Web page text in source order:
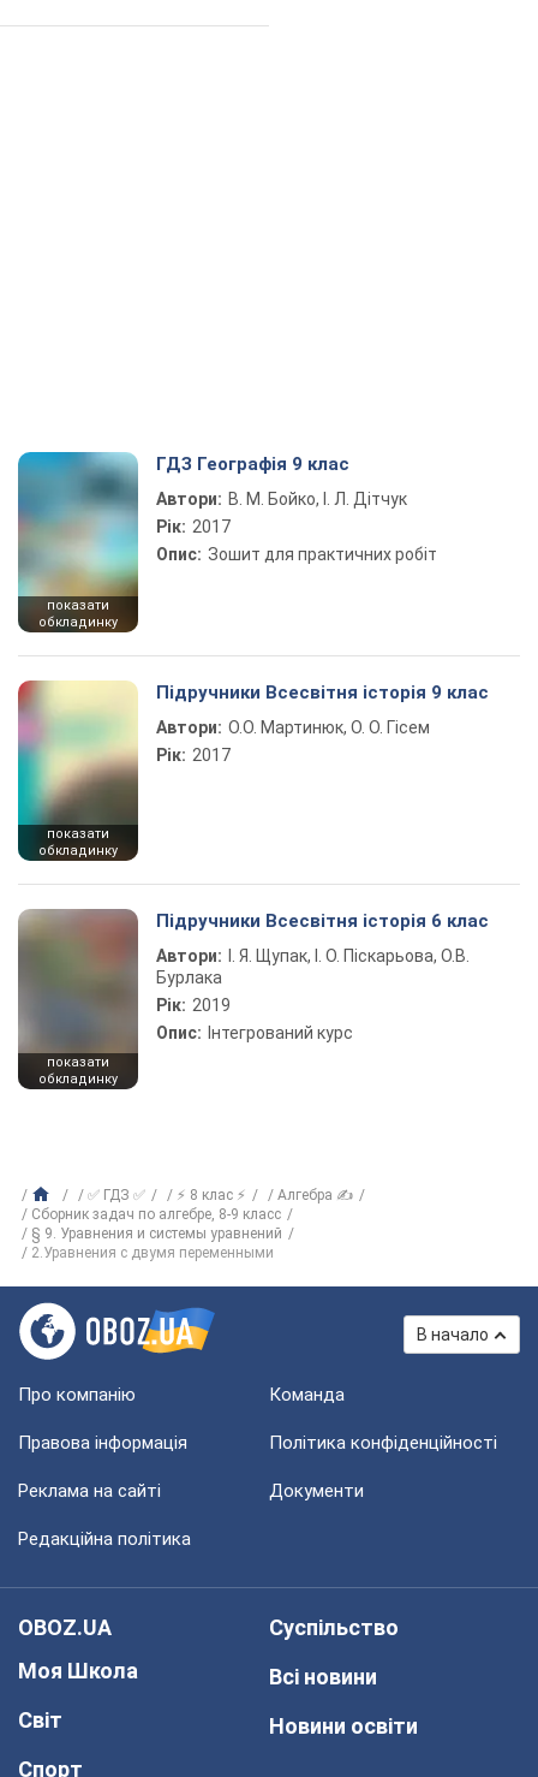
показати
обкладинку
ГДЗ Географія 9 клас
Автори: В. М. Бойко, І. Л. Дітчук
Рік: 2017
Опис: Зошит для практичних робіт
показати
обкладинку
Підручники Всесвітня історія 9 клас
Автори: О.О. Мартинюк, О. О. Гісем
Рік: 2017
показати
обкладинку
Підручники Всесвітня історія 6 клас
Автори:
І. Я. Щупак, І. О. Піскарьова, О.В.
Бурлака
Рік: 2019
Опис: Інтегрований курс
✅ ГДЗ ✅ ⚡ 8 клас ⚡
Алгебра ✍
Сборник задач по алгебре, 8-9 класс
§ 9. Уравнения и системы уравнений
2.Уравнения с двумя переменными
В начало
Про компанію Команда
Правова інформація Політика конфіденційності
Реклама на сайті Документи
Редакційна політика
OBOZ.UA
Моя Школа
Світ
Спорт
Суспільство
Всі новини
Новини освіти